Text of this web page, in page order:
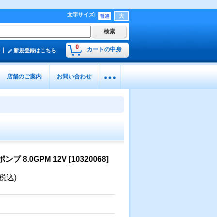
文字サイズ:
0 カートの中身
新規登録はこちら
店舗のご案内 お問い合わせ
ンプ 8.0GPM 12V [10320068]
込)